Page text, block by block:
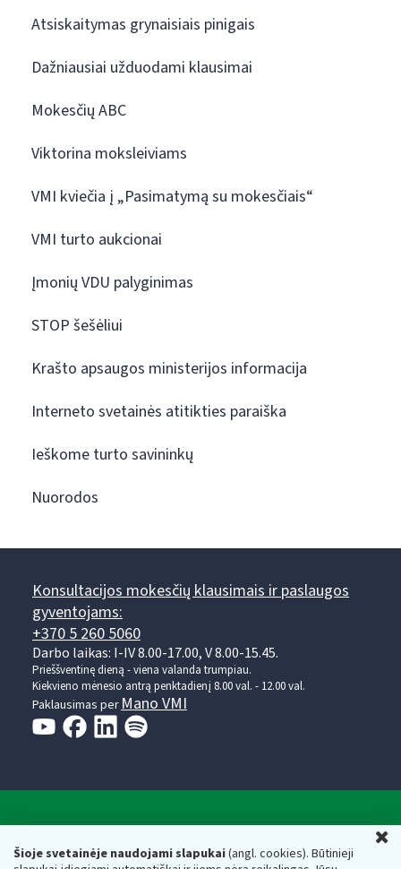
Šioje svetainėje naudojami slapukai(angl. cookies). Būtinieji
Atsiskaitymas grynaisiais pinigais
Dažniausiai užduodami klausimai
Mokesčių ABC
Viktorina moksleiviams
VMI kviečia į „Pasimatymą su mokesčiais“
VMI turto aukcionai
Įmonių VDU palyginimas
STOP šešėliui
Krašto apsaugos ministerijos informacija
Interneto svetainės atitikties paraiška
Ieškome turto savininkų
Nuorodos
Konsultacijos mokesčių klausimais ir paslaugos
gyventojams:
+370 5 260 5060
Darbo laikas: I-IV 8.00-17.00, V 8.00-15.45.
Prieššventinę dieną - viena valanda trumpiau.
Kiekvieno mėnesio antrą penktadienį 8.00 val. - 12.00 val.
Paklausimas perMano VMI
Valstybinė mokesčių inspekcija prie Lietuvos
Respublikos finansų ministerijos